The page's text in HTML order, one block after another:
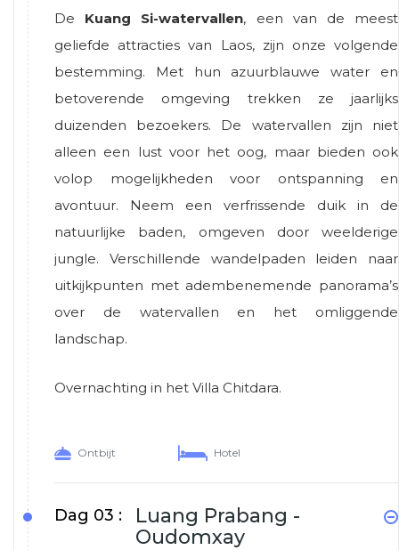
De Kuang Si-watervallen, een van de meest
geliefde attracties van Laos, zijn onze volgende
bestemming. Met hun azuurblauwe water en
betoverende omgeving trekken ze jaarlijks
duizenden bezoekers. De watervallen zijn niet
alleen een lust voor het oog, maar bieden ook
volop mogelijkheden voor ontspanning en
avontuur. Neem een verfrissende duik in de
natuurlijke baden, omgeven door weelderige
jungle. Verschillende wandelpaden leiden naar
uitkijkpunten met adembenemende panorama’s
over de watervallen en het omliggende
landschap.
Overnachting in het Villa Chitdara.
Ontbijt Hotel
Dag 03 :
Luang Prabang -
Oudomxay